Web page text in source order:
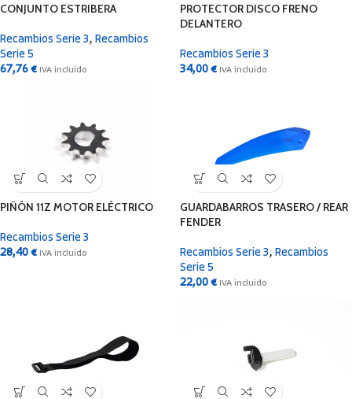
CONJUNTO ESTRIBERA
Recambios Serie 3, Recambios
Serie 5
67,76 € IVA incluido
PROTECTOR DISCO FRENO
DELANTERO
Recambios Serie 3
34,00 € IVA incluido
PIÑÓN 11Z MOTOR ELÉCTRICO
Recambios Serie 3
28,40 € IVA incluido
GUARDABARROS TRASERO / REAR
FENDER
Recambios Serie 3, Recambios
Serie 5
22,00 € IVA incluido